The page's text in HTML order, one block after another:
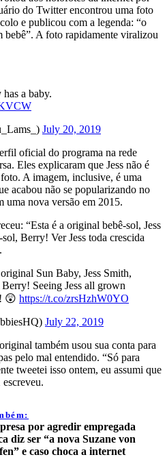
do Twitter encontrou uma foto
e publicou com a legenda: “o
bebê”. A foto rapidamente viralizou
a baby.
July 20, 2019
oficial do programa na rede
Eles explicaram que Jess não é
A imagem, inclusive, é uma
acabou não se popularizando no
uma nova versão em 2015.
“Esta é a original bebê-sol, Jess
Berry! Ver Jess toda crescida
Sun Baby, Jess Smith,
Seeing Jess all grown
😲 https://t.co/zrsHzhW0YO
July 22, 2019
também usou sua conta para
pelo mal entendido. “Só para
tweetei isso ontem, eu assumi que
por agredir empregada
diz ser “a nova Suzane von
e caso choca a internet